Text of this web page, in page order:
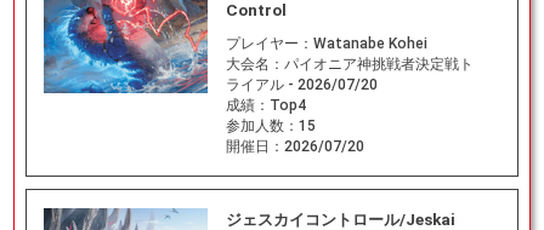
Control
プレイヤー： Watanabe Kohei
大会名： パイオニア神挑戦者決定戦ト
ライアル - 2026/07/20
成績： Top4
参加人数： 15
開催日： 2026/07/20
ジェスカイコントロール/Jeskai